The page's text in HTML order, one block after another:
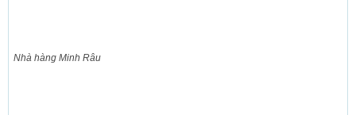
Nhà hàng Minh Râu